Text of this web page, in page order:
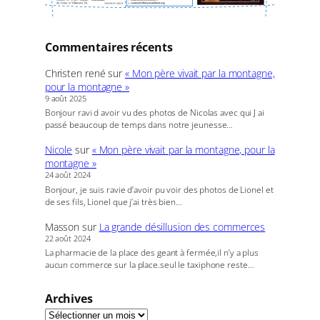
Commentaires récents
Christen rené sur« Mon père vivait par la montagne,
pour la montagne »
9 août 2025
Bonjour ravi d avoir vu des photos de Nicolas avec qui J ai
passé beaucoup de temps dans notre jeunesse…
Nicole sur« Mon père vivait par la montagne, pour la
montagne »
24 août 2024
Bonjour, je suis ravie d’avoir pu voir des photos de Lionel et
de ses fils, Lionel que j’ai très bien…
Masson sur La grande désillusion des commerces
22 août 2024
La pharmacie de la place des geant à fermée,il n’y a plus
aucun commerce sur la place.seul le taxiphone reste…
Archives